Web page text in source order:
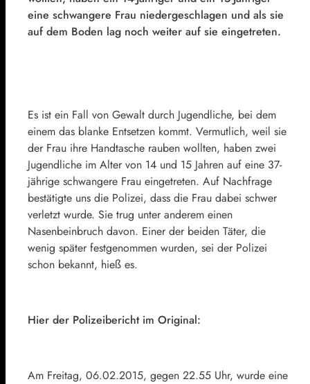
eine schwangere Frau niedergeschlagen und als sie
auf dem Boden lag noch weiter auf sie eingetreten.
Es ist ein Fall von Gewalt durch Jugendliche, bei dem
einem das blanke Entsetzen kommt. Vermutlich, weil sie
der Frau ihre Handtasche rauben wollten, haben zwei
Jugendliche im Alter von 14 und 15 Jahren auf eine 37-
jährige schwangere Frau eingetreten. Auf Nachfrage
bestätigte uns die Polizei, dass die Frau dabei schwer
verletzt wurde. Sie trug unter anderem einen
Nasenbeinbruch davon. Einer der beiden Täter, die
wenig später festgenommen wurden, sei der Polizei
schon bekannt, hieß es.
Hier der Polizeibericht im Original:
Am Freitag, 06.02.2015, gegen 22.55 Uhr, wurde eine